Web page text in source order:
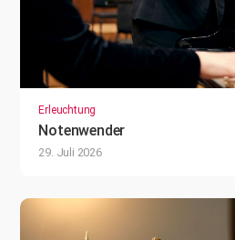
Erleuchtung
Notenwender
29. Juli 2026